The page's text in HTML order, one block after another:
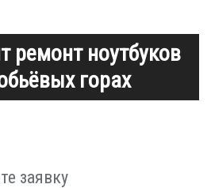
ремонт ноутбуков
горах
заявку